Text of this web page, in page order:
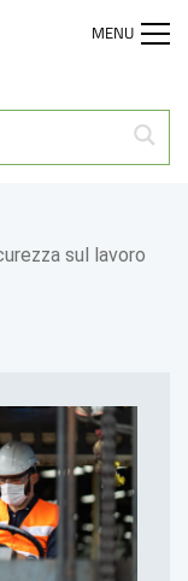
MENU
sul lavoro